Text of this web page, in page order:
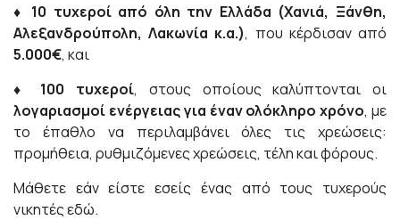
♦ 10 τυχεροί από όλη την Ελλάδα (Χανιά, Ξάνθη,
Αλεξανδρούπολη, Λακωνία κ.α.), που κέρδισαν από
5.000€, και
♦ 100 τυχεροί, στους οποίους καλύπτονται οι
λογαριασμοί ενέργειας για έναν ολόκληρο χρόνο, με
το έπαθλο να περιλαμβάνει όλες τις χρεώσεις:
προμήθεια, ρυθμιζόμενες χρεώσεις, τέλη και φόρους.
Μάθετε εάν είστε εσείς ένας από τους τυχερούς
νικητέςεδώ.